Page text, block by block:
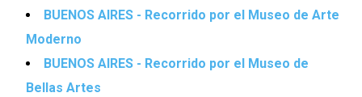
BUENOS AIRES - Recorrido por el Museo de Arte
Moderno
BUENOS AIRES - Recorrido por el Museo de
Bellas Artes